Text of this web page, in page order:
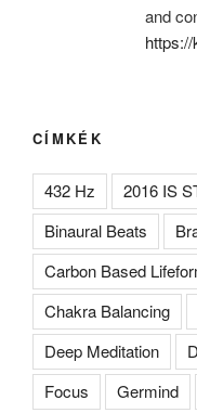
and
CÍMKÉK
432 Hz 2016 IS
Binaural Beats
Carbon Based
Chakra Balancing
Deep Meditation
Focus
Germind